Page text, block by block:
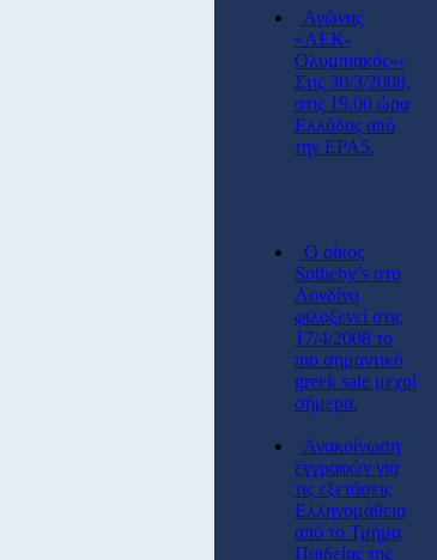
Αγώνας
«ΑΕΚ-
Ολυμπιακός»-
Στις 30/3/2008,
στις 19.00 ώρα
Ελλάδας από
την ΕΡΑ5.
O οίκος
Sotheby’s στο
Λονδίνο
φιλοξενεί στις
17/4/2008 το
πιο σημαντικό
greek sale μεχρί
σήμερα.
Ανακοίνωση
εγγραφών για
τις εξετάσεις
Ελληνομάθεια
από το Τμήμα
Παιδείας της